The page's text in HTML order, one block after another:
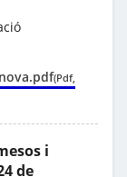
(Pdf,
i
de